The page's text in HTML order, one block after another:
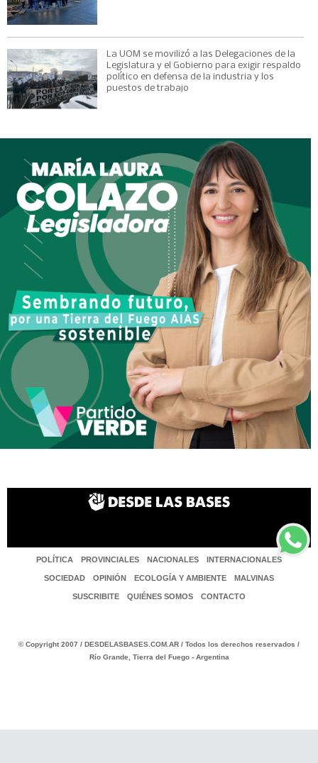
La UOM se movilizó a las Delegaciones de la
Legislatura y el Gobierno para exigir respaldo
político en defensa de la industria y los
puestos de trabajo
POLÍTICA PROVINCIALES NACIONALES INTERNACIONALES
SOCIEDAD OPINIÓN ECOLOGÍA Y AMBIENTE MALVINAS
SUSCRIBITE QUIÉNES SOMOS CONTACTO
© Copyright 2007 / DESDELASBASES.COM.AR / Todos los derechos reservados /
Río Grande, Tierra del Fuego - Argentina